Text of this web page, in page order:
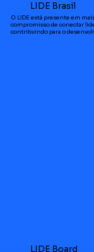
LIDE Brasil
O LIDE está presente em
compromisso de conectar
contribuindo para o
LIDE Board